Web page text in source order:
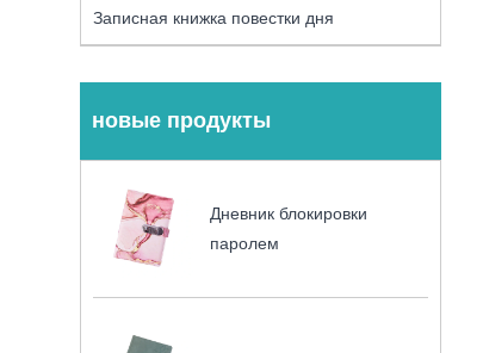
Записная книжка повестки дня
новые продукты
Дневник блокировки
паролем